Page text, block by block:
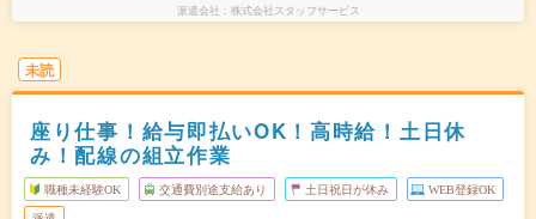
派遣会社 株式会社スタッフサービス
未読
座り仕事！給与即払いOK！高時給！土日休
み！配線の組立作業
職種未経験OK 交通費別途支給あり 土日祝日が休み WEB登録OK